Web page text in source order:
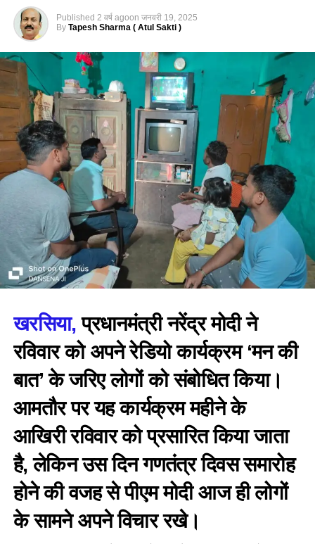
Published 2 वर्ष agoon जनवरी 19, 2025
By Tapesh Sharma ( Atul Sakti )
खरसिया, प्रधानमंत्री नरेंद्र मोदी ने
रविवार को अपने रेडियो कार्यक्रम ‘मन की
बात’ के जरिए लोगों को संबोधित किया।
आमतौर पर यह कार्यक्रम महीने के
आखिरी रविवार को प्रसारित किया जाता
है, लेकिन उस दिन गणतंत्र दिवस समारोह
होने की वजह से पीएम मोदी आज ही लोगों
के सामने अपने विचार रखे।